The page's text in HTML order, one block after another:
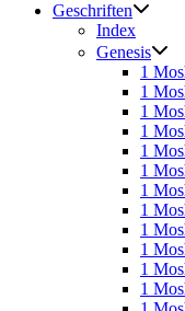
Geschriften
Index
Genesis
1
1
1
1
1
1
1
1
1
1
1
1